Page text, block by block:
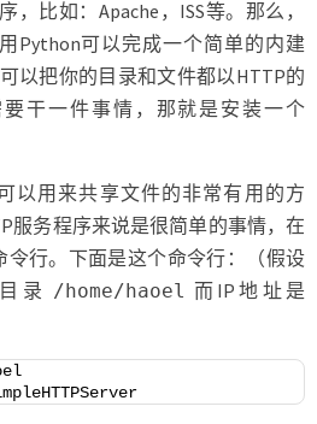
比如：Apache，ISS等。那么，
Python可以完成一个简单的内建
以把你的目录和文件都以HTTP的
干一件事情，那就是安装一个
以用来共享文件的非常有用的方
服务程序来说是很简单的事情，在
令行。下面是这个命令行：（假设
录 /home/haoel 而IP地址是